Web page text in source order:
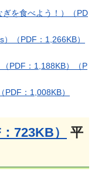
を食べよう！）（PD
（PDF：1,266KB）
PDF：1,188KB）
（P
（PDF：1,008KB）
723KB）
平